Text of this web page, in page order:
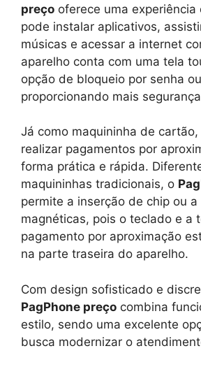
preço oferece uma experiência
pode instalar aplicativos,
músicas e acessar a internet
aparelho conta com uma tela
opção de bloqueio por senha
proporcionando mais
Já como maquininha de
realizar pagamentos por
forma prática e rápida.
maquininhas tradicionais, o
permite a inserção de chip ou
magnéticas, pois o teclado e a
pagamento por aproximação
na parte traseira do aparelho.
Com design sofisticado e
PagPhone preço combina
estilo, sendo uma excelente
busca modernizar o